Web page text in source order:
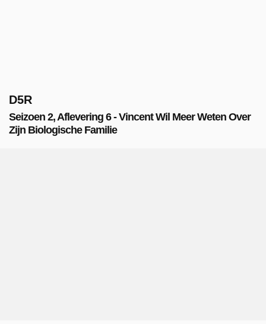
D5R
Seizoen 2, Aflevering 6 - Vincent Wil Meer Weten Over
Zijn Biologische Familie